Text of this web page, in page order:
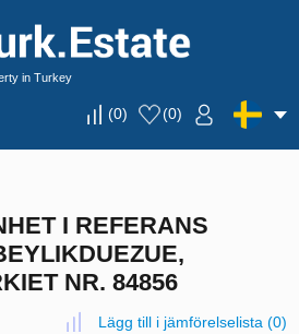
in Turkey
(0) (0)
I REFERANS
NR. 84856
Lägg till i jämförelselista (0)